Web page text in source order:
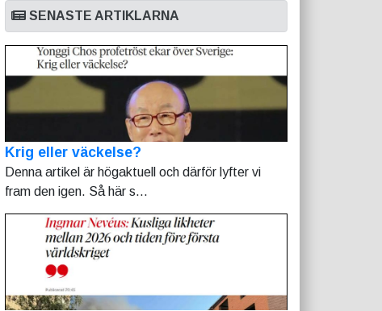
SENASTE ARTIKLARNA
Krig eller väckelse?
Denna artikel är högaktuell och därför lyfter vi
fram den igen. Så här s...